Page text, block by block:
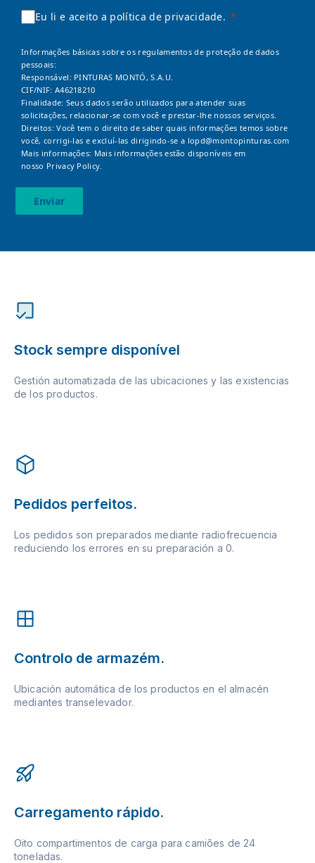
Eu li e aceito a política de privacidade.
Informações básicas sobre os regulamentos de proteção de dados
pessoais:
Responsável: PINTURAS MONTÓ, S.A.U.
CIF/NIF: A46218210
Finalidade: Seus dados serão utilizados para atender suas
solicitações, relacionar-se com você e prestar-lhe nossos serviços.
Direitos: Você tem o direito de saber quais informações temos sobre
você, corrigi-las e excluí-las dirigindo-se a lopd@montopinturas.com
Mais informações: Mais informações estão disponíveis em
nosso Privacy Policy.
Enviar
Stock sempre disponível
Gestión automatizada de las ubicaciones y las existencias
de los productos.
Pedidos perfeitos.
Los pedidos son preparados mediante radiofrecuencia
reduciendo los errores en su preparación a 0.
Controlo de armazém.
Ubicación automática de los productos en el almacén
mediantes transelevador.
Carregamento rápido.
Oito compartimentos de carga para camiões de 24
toneladas.